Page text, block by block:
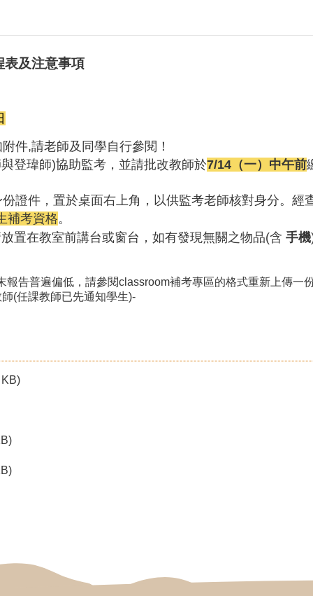
表及注意事項
件,請老師及同學自行參閱！
登瑋師)協助監考，並請批改教師於7/14 （一）中午前
份證件，置於桌面右上角，以供監考老師核對身分。經
補考資格。
置在教室前講台或窗台，如有發現無關之物品(含 手機
告普遍偏低，請參閱classroom補考專區的格式重新上傳一
(任課教師已先通知學生)-